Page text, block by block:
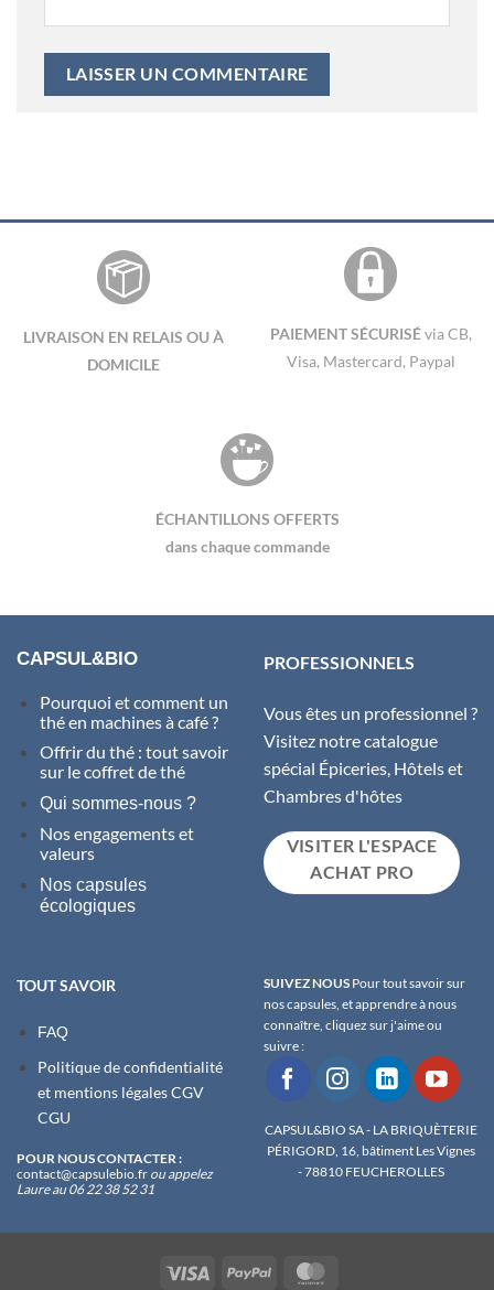
LIVRAISON EN RELAIS OU À
DOMICILE
PAIEMENT SÉCURISÉvia CB,
Visa, Mastercard, Paypal
ÉCHANTILLONS OFFERTS
dans chaque commande
CAPSUL&BIO
Pourquoi et comment un
thé en machines à café ?
Offrir du thé : tout savoir
sur le coffret de thé
Qui sommes-nous ?
Nos engagements et
valeurs
Nos capsules
écologiques
PROFESSIONNELS
Vous êtes un professionnel ?
Visitez notre catalogue
spécial Épiceries, Hôtels et
Chambres d'hôtes
VISITER L'ESPACE
ACHAT PRO
TOUT SAVOIR
FAQ
Politique de confidentialité
et mentions légalesCGV
CGU
POUR NOUS CONTACTER :
contact@capsulebio.fr ou appelez
Laure au 06 22 38 52 31
SUIVEZ NOUS Pour tout savoir sur
nos capsules, et apprendre à nous
connaître, cliquez sur j'aime ou
suivre :
CAPSUL&BIO SA - LA BRIQUÈTERIE
PÉRIGORD, 16, bâtiment Les Vignes
- 78810 FEUCHEROLLES
Visa PayPal